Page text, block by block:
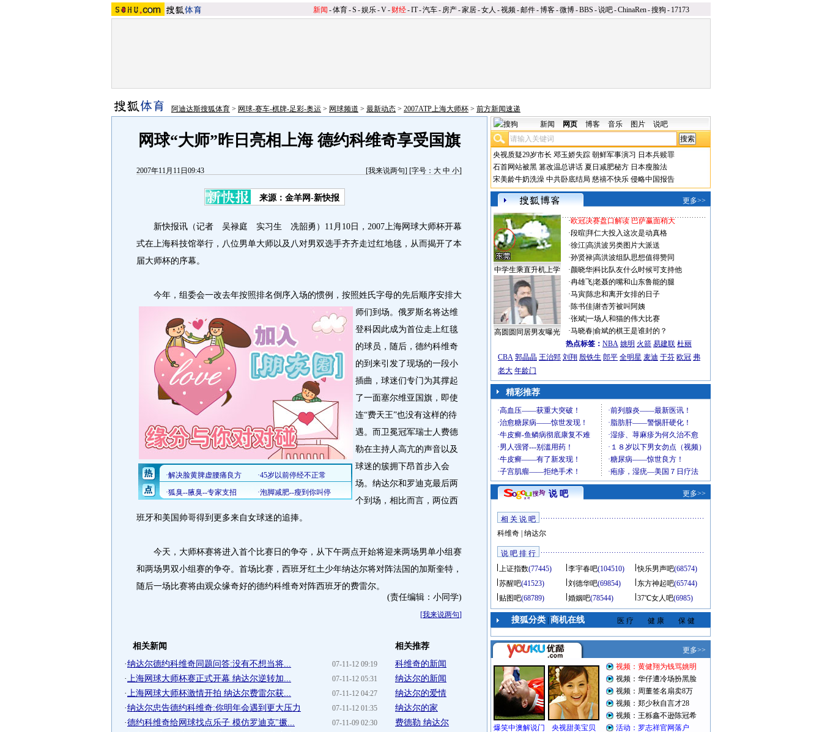
新闻 -体育-S -娱乐-V- 财经-IT-汽车- 房产-家居-女人 -视频-邮件-博客-微博-BBS -说吧-ChinaRen-搜狗 - 17173
阿迪达斯搜狐体育 > 网球-赛车-棋牌-足彩-奥运 > 网球频道 > 最新动态 > 2007ATP上海大师杯 > 前方新闻速递
网球“大师”昨日亮相上海 德约科维奇享受国旗
2007年11月11日09:43 [我来说两句] [字号： 大 中 小]
来源：金羊网-新快报
新快报讯（记者 吴禄庭 实习生 冼韶勇）11月10日，2007上海网球大师杯开幕
式在上海科技馆举行，八位男单大师以及八对男双选手齐齐走过红地毯，从而揭开了本
届大师杯的序幕。
今年，组委会一改去年按照排名倒序入场的惯例，按照姓氏字母的先后顺序安排大
师们到场。 俄罗斯名将达维
登科因此成为首位走上红毯
的球员，随后，德约科维奇
的到来引发了现场的一段小
插曲，球迷们专门为其撑起
了一面塞尔维亚国旗，即使
连“费天王”也没有这样的待
遇。而卫冕冠军瑞士人费德
勒在主持人高亢的声音以及
球迷的簇拥下昂首步入会
场。纳达尔和罗迪克最后两
个到场，相比而言，两位西
班牙和美国帅哥得到更多来自女球迷的追捧。
今天，大师杯赛将进入首个比赛日的争夺，从下午两点开始将迎来两场男单小组赛
和两场男双小组赛的争夺。首场比赛，西班牙红土少年纳达尔将对阵法国的加斯奎特，
随后一场比赛将由观众缘奇好的德约科维奇对阵西班牙的费雷尔。
(责任编辑：小同学)
[我来说两句]
相关新闻
07-11-12 09:19
·纳达尔德约科维奇同题问答:没有不想当将...
07-11-12 05:31
·上海网球大师杯赛正式开幕 纳达尔逆转加...
07-11-12 04:27
·上海网球大师杯激情开拍 纳达尔费雷尔获...
07-11-12 01:35
·纳达尔忠告德约科维奇:你明年会遇到更大压力
07-11-09 02:30
·德约科维奇给网球找点乐子 模仿罗迪克"撅...
相关推荐
科维奇的新闻
纳达尔的新闻
纳达尔的爱情
纳达尔的家
费德勒 纳达尔
新闻 网页 博客 音乐 图片 说吧
央视质疑29岁市长 邓玉娇失踪 朝鲜军事演习 日本兵赎罪
石首网站被黑 篡改温总讲话 夏日减肥秘方 日本瘦脸法
宋美龄牛奶洗澡 中共卧底结局 慈禧不快乐 侵略中国报告
更多>>
中学生乘直升机上学
高圆圆同居男友曝光
·欧冠决赛盘口解读 巴萨赢面稍大
·段暄 拜仁大投入这次是动真格
·徐江|高洪波另类图片大派送
·孙贤禄|高洪波组队思想值得赞同
·颜晓华|科比队友什么时候可支持他
·冉雄飞|老聂的嘴和山东鲁能的腿
·马寅| 陈忠和离开女排的日子
·陈书佳|谢杏芳被叫阿姨
·张斌|一场人和猫的伟大比赛
·马晓春|俞斌的棋王是谁封的？
热点标签： NBA 姚明 火箭 易建联 杜丽
CBA 郭晶晶 王治郅 刘翔 殷铁生 郎平 全明星 麦迪 于芬 欧冠 弗
老大 年龄门
精彩推荐
说 吧 更多>>
相 关 说 吧
科维奇| 纳达尔
说 吧 排 行
上证指数(77445) 李宇春吧(104510) 快乐男声吧(68574)
苏醒吧(41523) 刘德华吧(69854) 东方神起吧(65744)
贴图吧(68789) 婚姻吧(78544) 37℃女人吧(6985)
搜狐分类 商机在线 医 疗 健 康 保 健